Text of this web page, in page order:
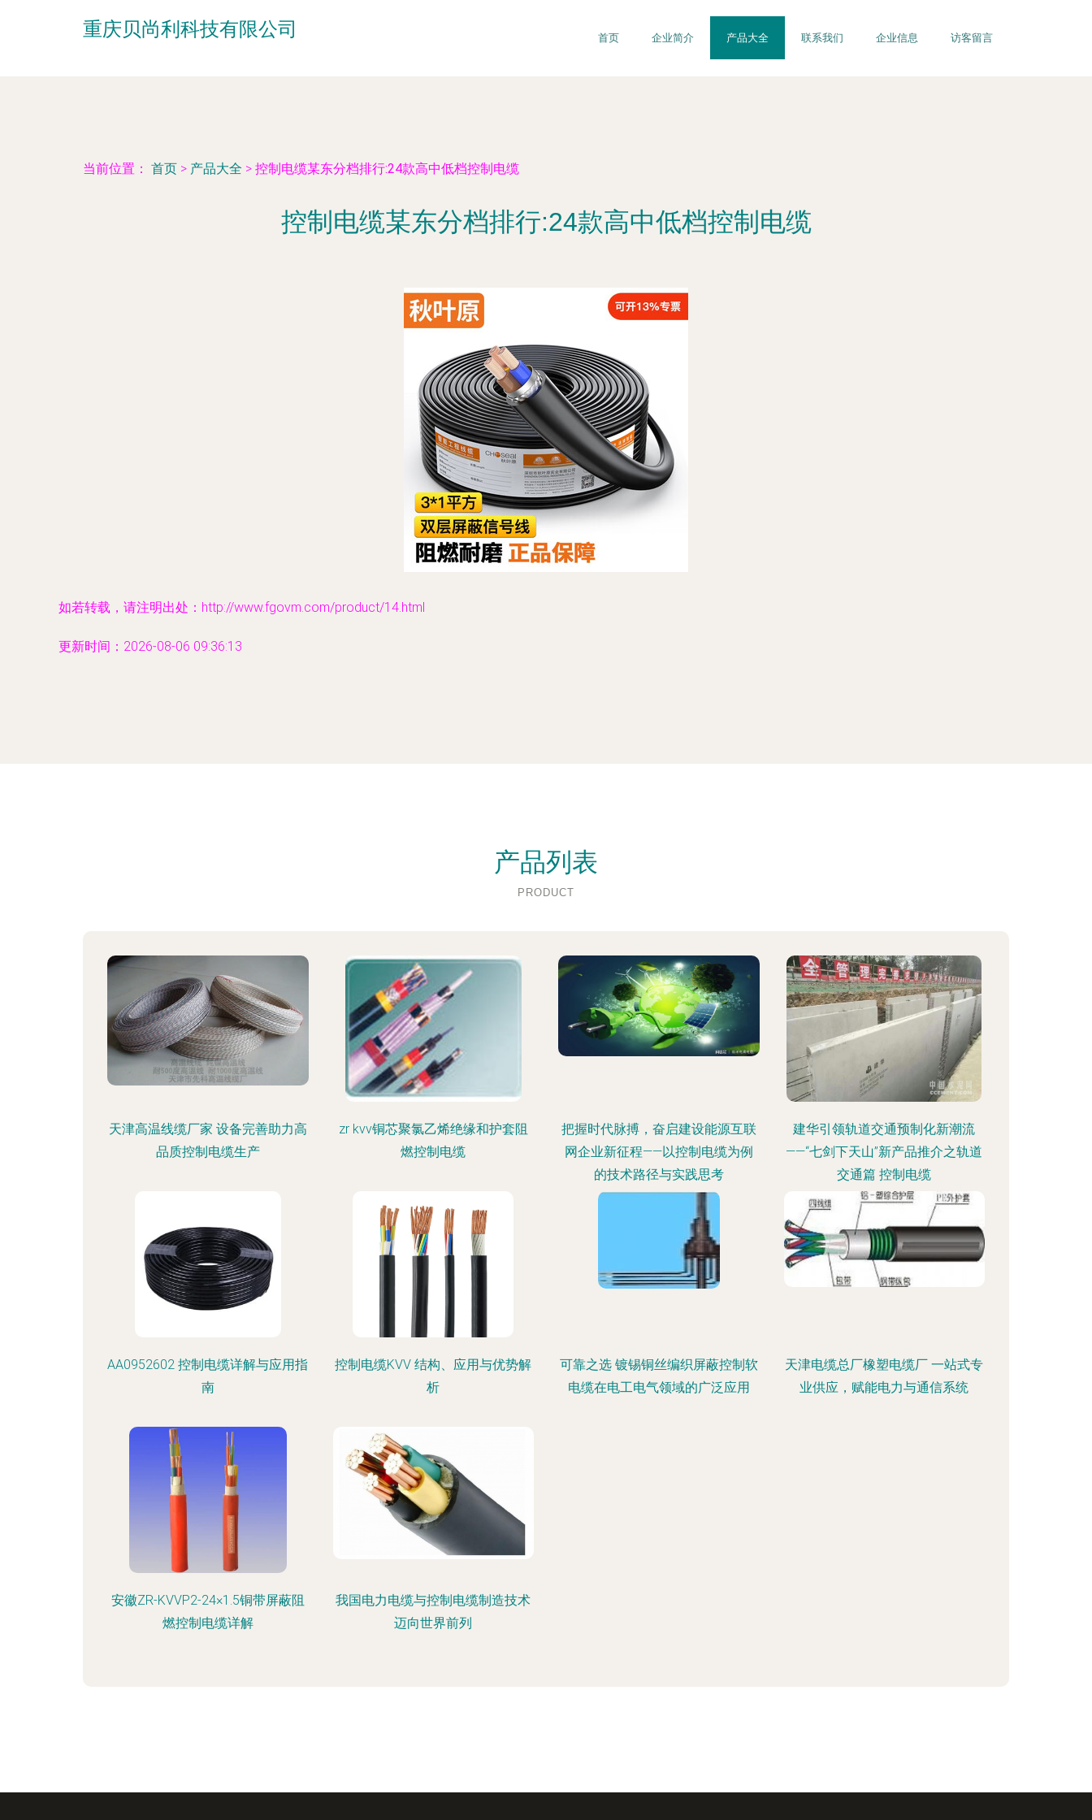
重庆贝尚利科技有限公司 首页 企业简介 产品大全 联系我们 企业信息 访客留言
当前位置： 首页 > 产品大全 > 控制电缆某东分档排行:24款高中低档控制电缆
控制电缆某东分档排行:24款高中低档控制电缆
如若转载，请注明出处：http://www.fgovm.com/product/14.html
更新时间：2026-08-06 09:36:13
产品列表
PRODUCT
天津高温线缆厂家 设备完善助力高
品质控制电缆生产
zr kvv铜芯聚氯乙烯绝缘和护套阻
燃控制电缆
把握时代脉搏，奋启建设能源互联
网企业新征程——以控制电缆为例
的技术路径与实践思考
建华引领轨道交通预制化新潮流
——“七剑下天山”新产品推介之轨道
交通篇 控制电缆
AA0952602 控制电缆详解与应用指
南
控制电缆KVV 结构、应用与优势解
析
可靠之选 镀锡铜丝编织屏蔽控制软
电缆在电工电气领域的广泛应用
天津电缆总厂橡塑电缆厂 一站式专
业供应，赋能电力与通信系统
安徽ZR-KVVP2-24×1.5铜带屏蔽阻
燃控制电缆详解
我国电力电缆与控制电缆制造技术
迈向世界前列